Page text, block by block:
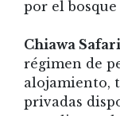
por el
Chiawa
régimen de
alojamiento,
privadas